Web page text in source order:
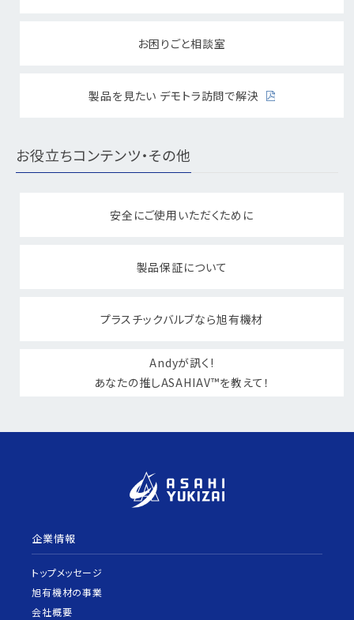
お困りごと相談室
製品を見たい デモトラ訪問で解決
お役立ちコンテンツ・その他
安全にご使用いただくために
製品保証について
プラスチックバルブなら旭有機材
Andyが訊く!
あなたの推しASAHIAV™を教えて！
企業情報
トップメッセージ
旭有機材の事業
会社概要